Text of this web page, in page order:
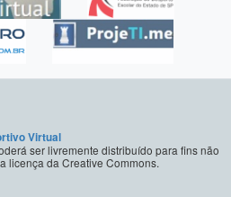
Virtual
ser livremente distribuído para fins não
licença da Creative Commons.